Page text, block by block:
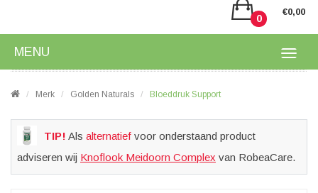
0
€0,00
MENU
Merk Golden Naturals Bloeddruk Support
TIP! Als alternatief voor onderstaand product
adviseren wij Knoflook Meidoorn Complex van RobeaCare.